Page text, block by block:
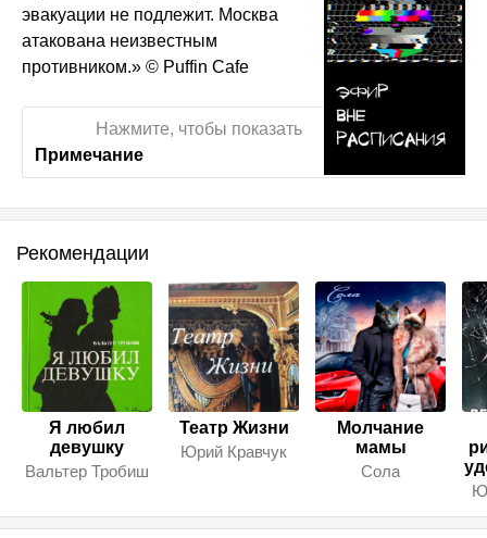
эвакуации не подлежит. Москва
атакована неизвестным
противником.» © Puffin Cafe
Нажмите, чтобы показать
Примечание
Рекомендации
Я любил
девушку
Вальтер Тробиш
Театр Жизни
Юрий Кравчук
Молчание
мамы
Сола